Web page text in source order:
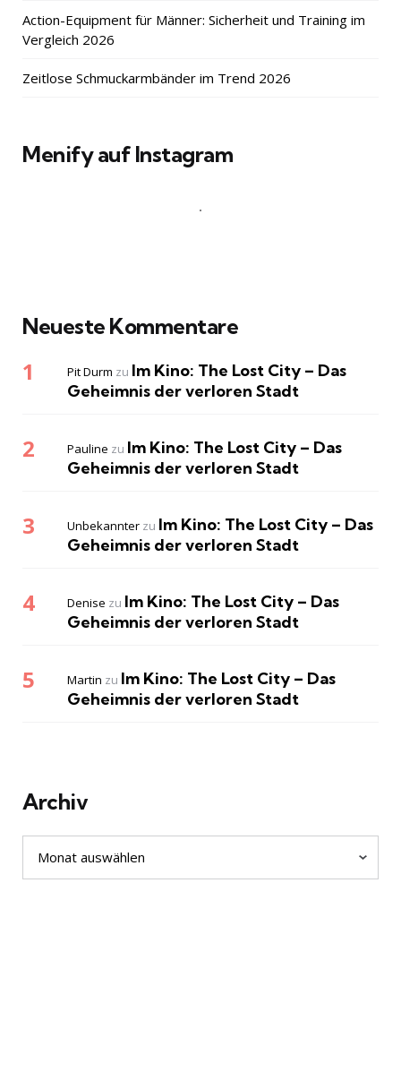
Action-Equipment für Männer: Sicherheit und Training im
Vergleich 2026
Zeitlose Schmuckarmbänder im Trend 2026
Menify auf Instagram
Neueste Kommentare
Pit Durm zu Im Kino: The Lost City – Das
Geheimnis der verloren Stadt
Pauline zu Im Kino: The Lost City – Das
Geheimnis der verloren Stadt
Unbekannter zu Im Kino: The Lost City – Das
Geheimnis der verloren Stadt
Denise zu Im Kino: The Lost City – Das
Geheimnis der verloren Stadt
Martin zu Im Kino: The Lost City – Das
Geheimnis der verloren Stadt
Archiv
Archiv